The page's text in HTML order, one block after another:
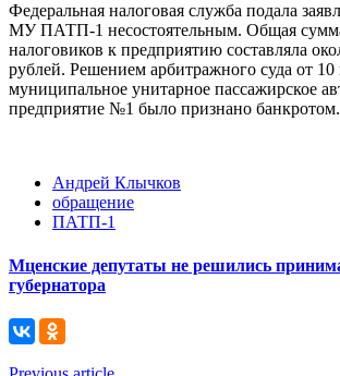
Федеральная налоговая служба подала
МУ ПАТП-1 несостоятельным. Общая
налоговиков к предприятию составляла
рублей. Решением арбитражного суда от 10
муниципальное унитарное пассажирское
предприятие №1 было признано банкротом.
Андрей Клычков
обращение
ПАТП-1
Мценские депутаты не решились
губернатора